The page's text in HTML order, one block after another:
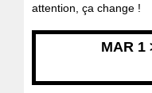
attention, ça change !
MAR 1